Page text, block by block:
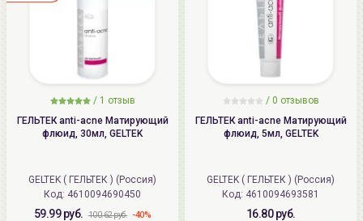
/ 1 отзыв
ГЕЛЬТЕК anti-acne Матирующий
флюид, 30мл, GELTEK
GELTEK ( ГЕЛЬТЕК ) (Россия)
Код: 4610094690450
59.99 руб. 100.62 руб. -40%
/ 0 отзывов
ГЕЛЬТЕК anti-acne Матирующий
флюид, 5мл, GELTEK
GELTEK ( ГЕЛЬТЕК ) (Россия)
Код: 4610094693581
16.80 руб.